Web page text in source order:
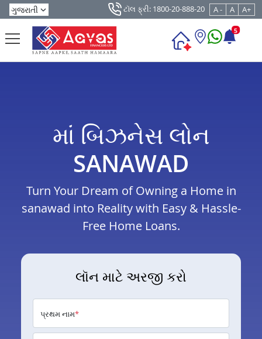
ટૉલ ફ્રી: 1800-20-888-20 A - A A+
5
માં બિઝનેસ લોન
SANAWAD
Turn Your Dream of Owning a Home in
sanawad into Reality with Easy & Hassle-
Free Home Loans.
લૉન માટે અરજી કરો
પ્રથમ નામ*